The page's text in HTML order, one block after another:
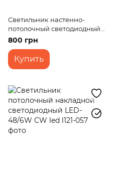
Светильник настенно-
потолочный светодиодный
накладной W-604/24W CW
800 грн
Купить